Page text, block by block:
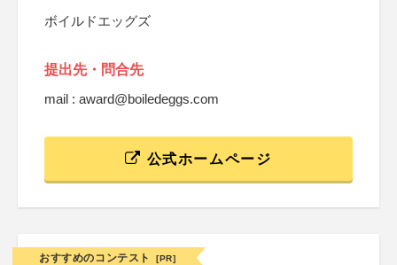
ボイルドエッグズ
提出先・問合先
mail : award@boiledeggs.com
公式ホームページ
おすすめのコンテスト [PR]